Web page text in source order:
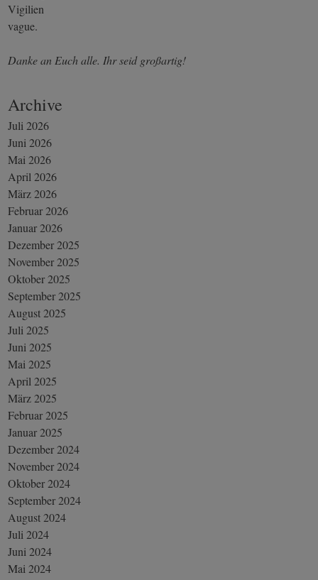
Vigilien
vague.
Danke an Euch alle. Ihr seid großartig!
Archive
Juli 2026
Juni 2026
Mai 2026
April 2026
März 2026
Februar 2026
Januar 2026
Dezember 2025
November 2025
Oktober 2025
September 2025
August 2025
Juli 2025
Juni 2025
Mai 2025
April 2025
März 2025
Februar 2025
Januar 2025
Dezember 2024
November 2024
Oktober 2024
September 2024
August 2024
Juli 2024
Juni 2024
Mai 2024